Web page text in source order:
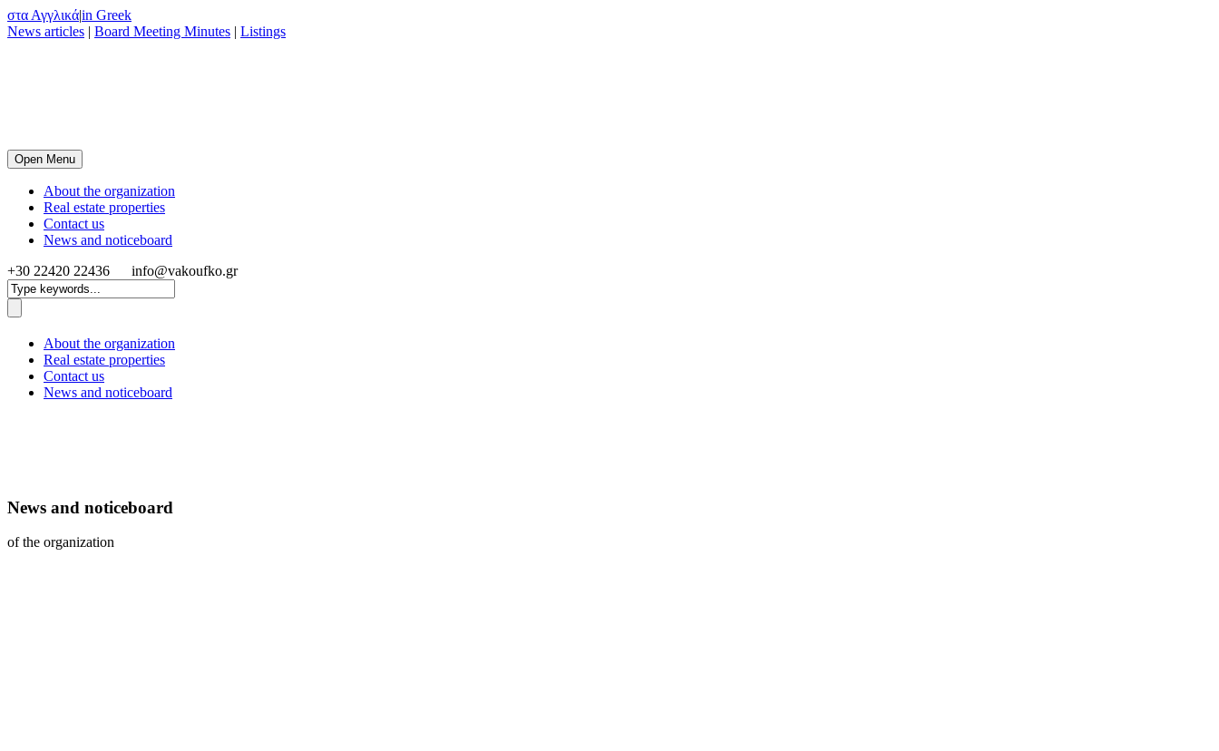
στα Αγγλικά|in Greek
News articles | Board Meeting Minutes | Listings
Open Menu
About the organization
Real estate properties
Contact us
News and noticeboard
+30 22420 22436
info@vakoufko.gr
About the organization
Real estate properties
Contact us
News and noticeboard
News and noticeboard
of the organization